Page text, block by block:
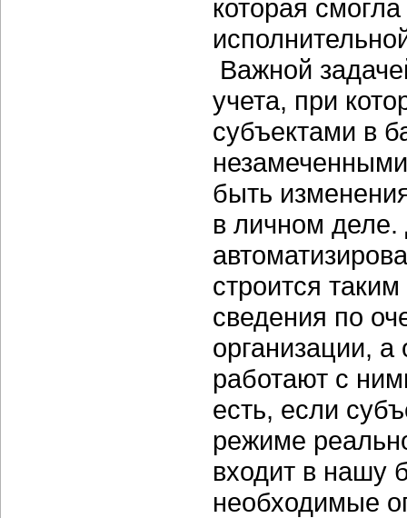
которая
Важной
учета, при
субъектами в
быть
в личном деле.
строится
сведения по
организации, а
работают с
есть, если
режиме
входит в нашу
необходимые